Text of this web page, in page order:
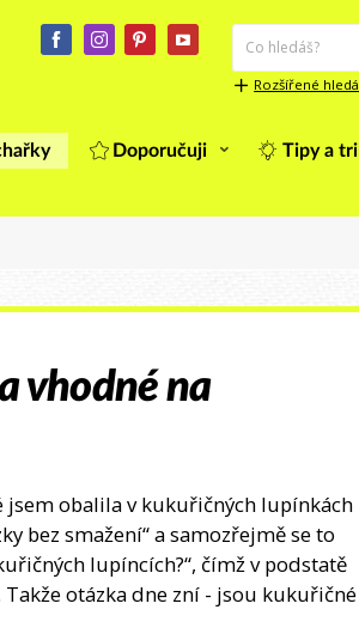
Rozšířené
Doporučuji Tipy a
vhodné na
jsem obalila v kukuřičných lupínkách
bez smažení“ a samozřejmě se to
lupíncích?“, čímž v podstatě
otázka dne zní - jsou kukuřičné